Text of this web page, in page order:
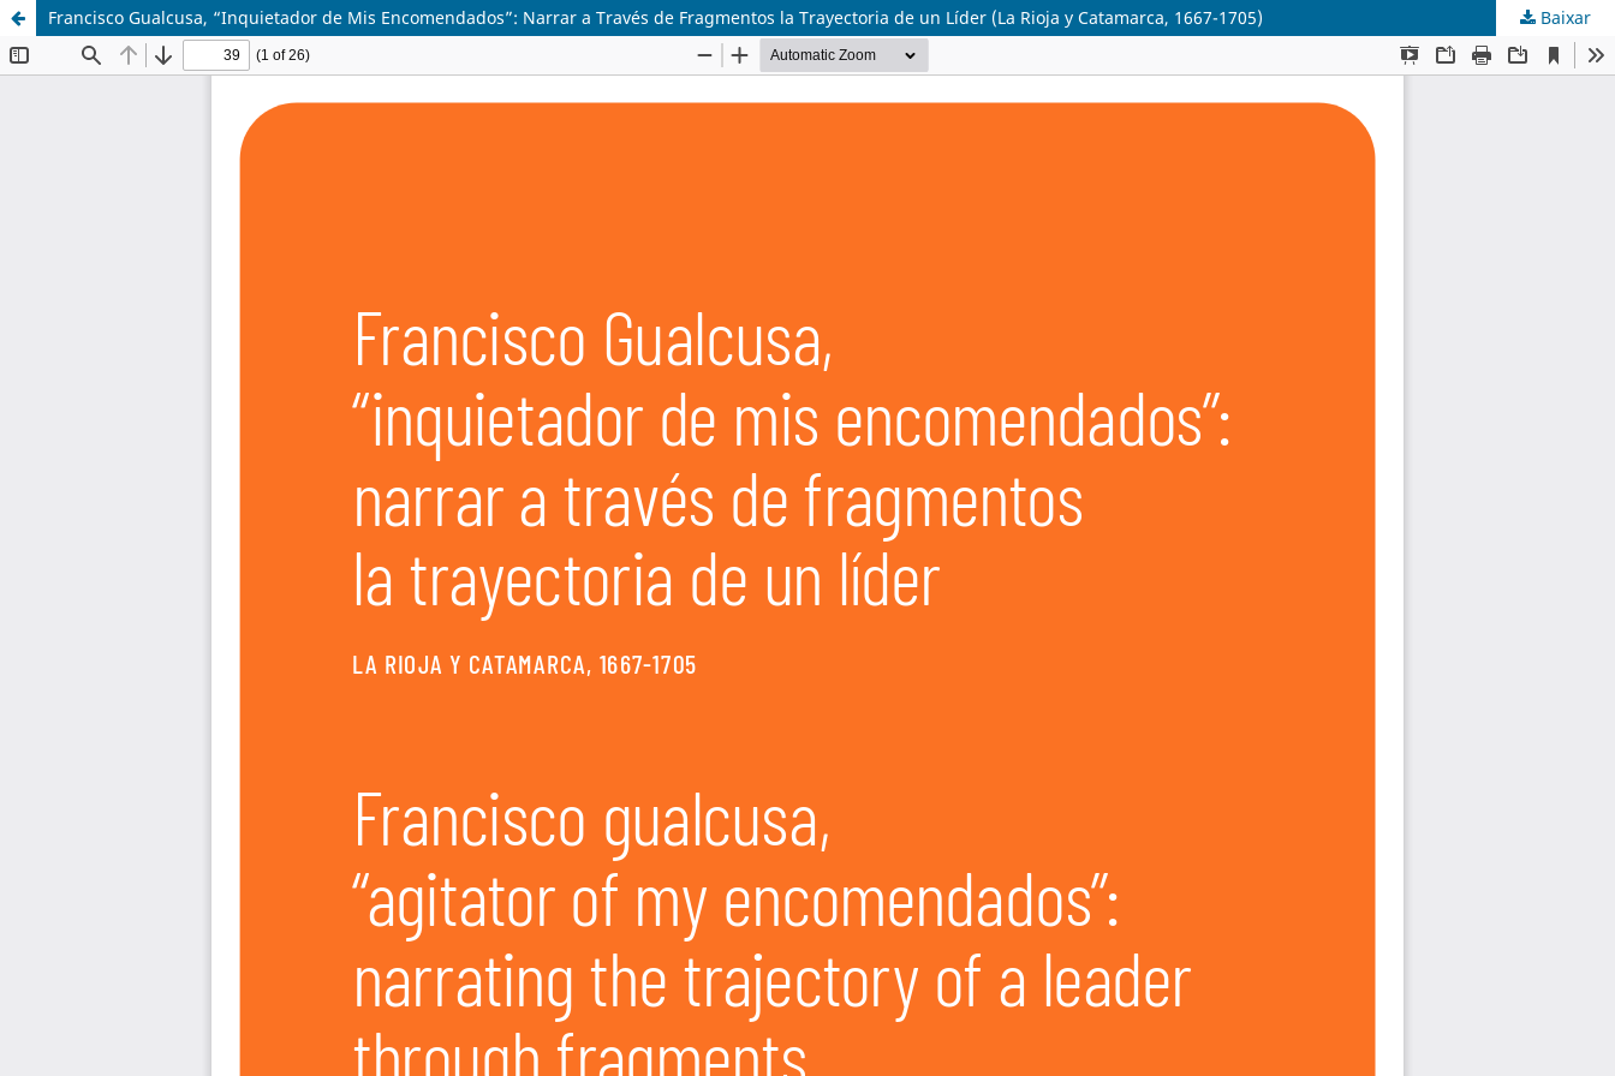
Francisco Gualcusa, “Inquietador de Mis Encomendados”: Narrar a Través de Fragmentos la Trayectoria de un Líder (La Rioja y Catamarca, 1667-1705) Baixar